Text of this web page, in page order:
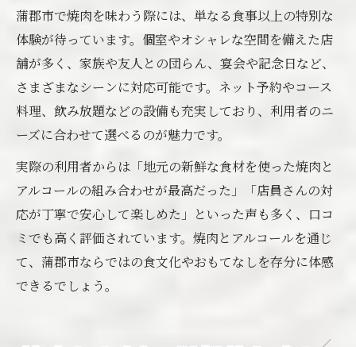
蒲郡市で焼肉を味わう際には、単なる食事以上の特別な
体験が待っています。個室やオシャレな空間を備えた店
舗が多く、家族や友人との団らん、宴会や記念日など、
さまざまなシーンに対応可能です。ネット予約やコース
料理、飲み放題などの設備も充実しており、利用者のニ
ーズに合わせて選べるのが魅力です。
実際の利用者からは「地元の新鮮な食材を使った焼肉と
アルコールの組み合わせが最高だった」「店員さんの対
応が丁寧で安心して楽しめた」といった声も多く、口コ
ミでも高く評価されています。焼肉とアルコールを通じ
て、蒲郡市ならではの食文化やおもてなしを存分に体感
できるでしょう。